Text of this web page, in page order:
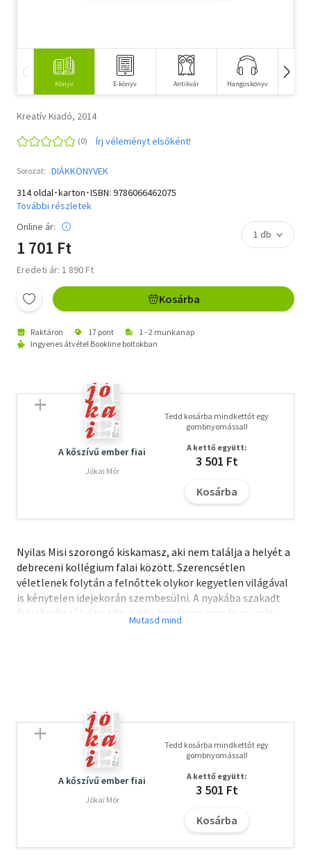
Könyv E-könyv Antikvár Hangoskönyv
Kreatív Kiadó, 2014
Írj véleményt elsőként!
Sorozat: DIÁKKÖNYVEK
314 oldal･karton･ISBN: 9786066462075
További részletek
Online ár:
1 701 Ft
Eredeti ár: 1 890 Ft
Kosárba
Raktáron 17 pont
1 - 2 munkanap
Ingyenes átvétel Bookline boltokban
A kőszívű ember fiai
Jókai Mór
Tedd kosárba mindkettőt egy
gombnyomással!
A kettő együtt:
3 501 Ft
Kosárba
Nyilas Misi szorongó kiskamasz, aki nem találja a helyét a
debreceni kollégium falai között. Szerencsétlen
véletlenek folytán a felnőttek olykor kegyetlen világával
is kénytelen idejekorán szembesülni. A nyakába szakadt
felelősség súlyát addig-addig hordozza magában, míg
végül rá kell jönnie: Én nem akarok debreceni diák lenni
ifjúsági regényként olvassuk és szeretjük Misi történetét.
A kőszívű ember fiai
Jókai Mór
Tedd kosárba mindkettőt egy
gombnyomással!
A kettő együtt:
3 501 Ft
Kosárba